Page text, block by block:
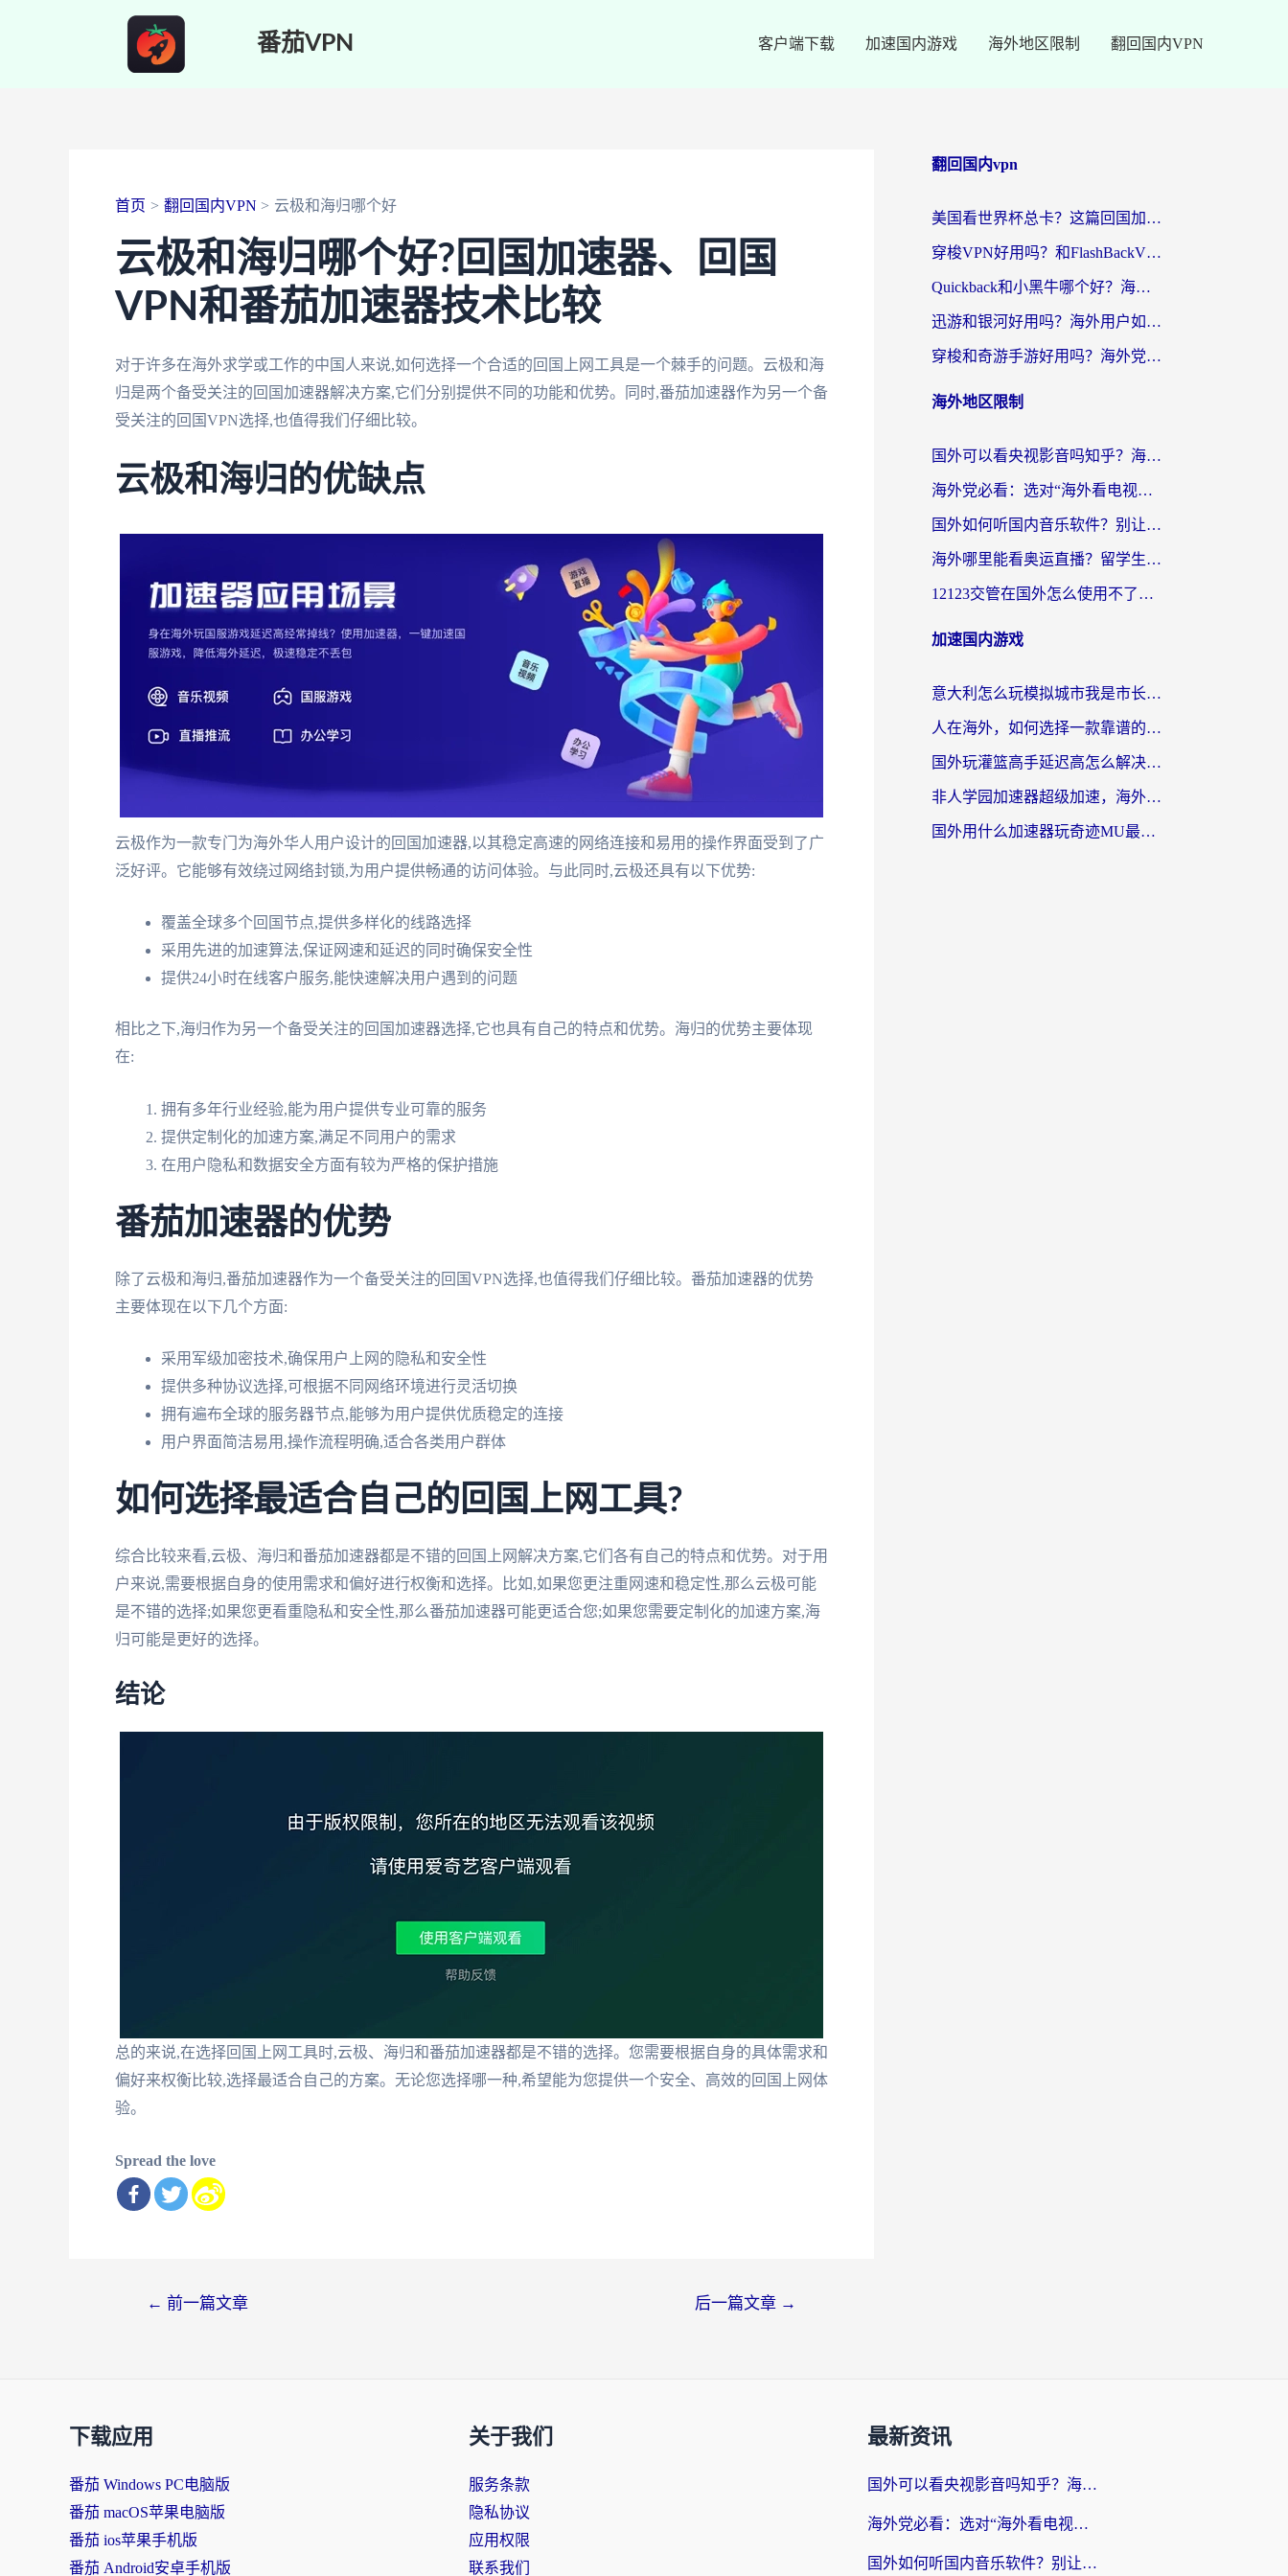
番茄VPN 客户端下载 加速国内游戏 海外地区限制 翻回国内VPN
首页 翻回国内VPN 云极和海归哪个好
云极和海归哪个好?回国加速器、回国
VPN和番茄加速器技术比较
对于许多在海外求学或工作的中国人来说,如何选择一个合适的回国上网工具是一个棘手的问题。云极和海
归是两个备受关注的回国加速器解决方案,它们分别提供不同的功能和优势。同时,番茄加速器作为另一个备
受关注的回国VPN选择,也值得我们仔细比较。
云极和海归的优缺点
云极作为一款专门为海外华人用户设计的回国加速器,以其稳定高速的网络连接和易用的操作界面受到了广
泛好评。它能够有效绕过网络封锁,为用户提供畅通的访问体验。与此同时,云极还具有以下优势:
覆盖全球多个回国节点,提供多样化的线路选择
采用先进的加速算法,保证网速和延迟的同时确保安全性
提供24小时在线客户服务,能快速解决用户遇到的问题
相比之下,海归作为另一个备受关注的回国加速器选择,它也具有自己的特点和优势。海归的优势主要体现
在:
拥有多年行业经验,能为用户提供专业可靠的服务
提供定制化的加速方案,满足不同用户的需求
在用户隐私和数据安全方面有较为严格的保护措施
番茄加速器的优势
除了云极和海归,番茄加速器作为一个备受关注的回国VPN选择,也值得我们仔细比较。番茄加速器的优势
主要体现在以下几个方面:
采用军级加密技术,确保用户上网的隐私和安全性
提供多种协议选择,可根据不同网络环境进行灵活切换
拥有遍布全球的服务器节点,能够为用户提供优质稳定的连接
用户界面简洁易用,操作流程明确,适合各类用户群体
如何选择最适合自己的回国上网工具?
综合比较来看,云极、海归和番茄加速器都是不错的回国上网解决方案,它们各有自己的特点和优势。对于用
户来说,需要根据自身的使用需求和偏好进行权衡和选择。比如,如果您更注重网速和稳定性,那么云极可能
是不错的选择;如果您更看重隐私和安全性,那么番茄加速器可能更适合您;如果您需要定制化的加速方案,海
归可能是更好的选择。
结论
总的来说,在选择回国上网工具时,云极、海归和番茄加速器都是不错的选择。您需要根据自身的具体需求和
偏好来权衡比较,选择最适合自己的方案。无论您选择哪一种,希望能为您提供一个安全、高效的回国上网体
验。
Spread the love
← 前一篇文章 后一篇文章 →
翻回国内vpn
美国看世界杯总卡？这篇回国加速器指南帮你无缝刷国内资源（附苹果手机VPN设置步骤）
穿梭VPN好用吗？和FlashBackVPN对比哪个回国效果更好？
Quickback和小黑牛哪个好？海外党亲测指南，选对回国加速器秒回国内
迅游和银河好用吗？海外用户如何选择回国加速器实现无缝访问国内资源
穿梭和奇游手游好用吗？海外党亲测3款回国加速器，附蜜蜂加速器七天试用攻略
海外地区限制
国外可以看央视影音吗知乎？海外党亲测有效的回国加速方案
海外党必看：选对“海外看电视剧软件”，再也不用愁国内剧刷不了
国外如何听国内音乐软件？别让地域限制，断了你的中文歌单
海外哪里能看奥运直播？留学生&海外华人必看的体育赛事观赛终极指南
12123交管在国外怎么使用不了？海外华人必看的无缝访问国内资源指南
加速国内游戏
意大利怎么玩模拟城市我是市长？海外党国服游戏加速终极攻略（附三国3量子特攻解决办法）
人在海外，如何选择一款靠谱的玩剑灵2加速器？
国外玩灌篮高手延迟高怎么解决？海外玩家国服游戏加速终极指南
非人学园加速器超级加速，海外玩家重返国服的通行证
国外用什么加速器玩奇迹MU最好？2026海外玩家国服游戏加速全攻略
下载应用
番茄 Windows PC电脑版
番茄 macOS苹果电脑版
番茄 ios苹果手机版
番茄 Android安卓手机版
关于我们
服务条款
隐私协议
应用权限
联系我们
最新资讯
国外可以看央视影音吗知乎？海外党亲测有效的回国加速方案
海外党必看：选对“海外看电视剧软件”，再也不用愁国内剧刷不了
国外如何听国内音乐软件？别让地域限制，断了你的中文歌单